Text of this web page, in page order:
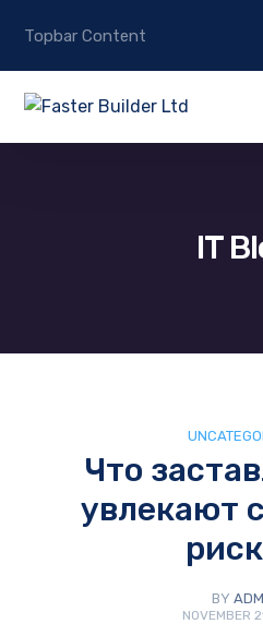
Topbar Content
IT
Что
увлекают
BY
NOVEMBER